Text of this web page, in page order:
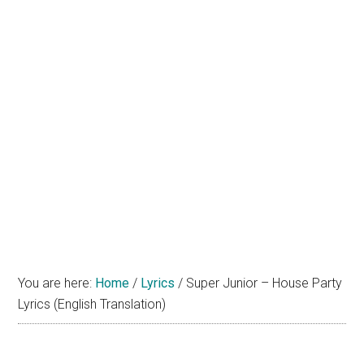
You are here: Home / Lyrics / Super Junior – House Party
Lyrics (English Translation)